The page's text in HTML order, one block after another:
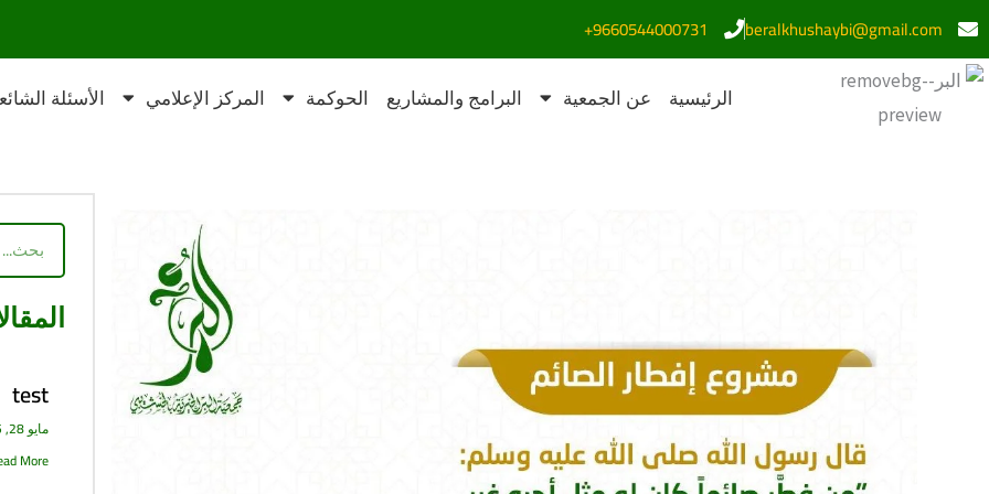
المحتوى
beralkhushaybi@gmail.com
9660544000731+
الرئيسية عن الجمعية البرامج والمشاريع الحوكمة المركز الإعلامي الأسئلة
test
مايو 28, 2025
More »